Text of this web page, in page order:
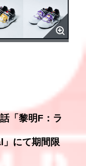
「黎明F：ラ
にて期間限